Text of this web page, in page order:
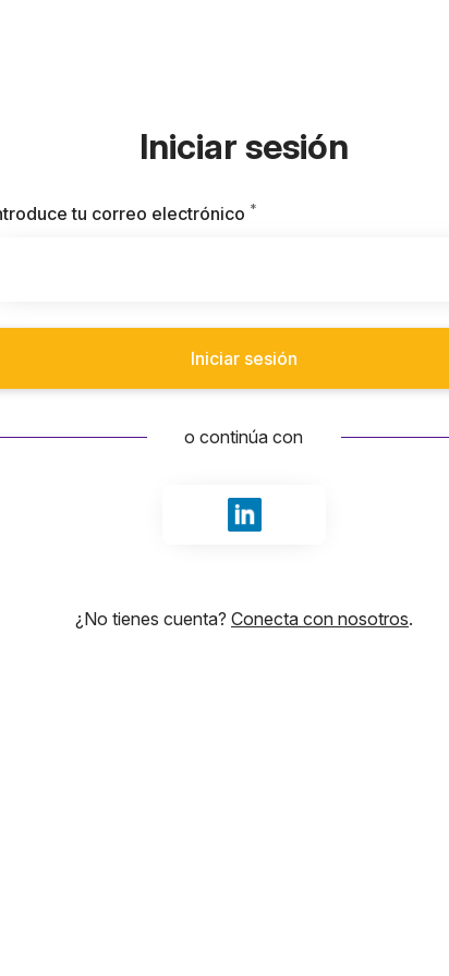
Iniciar sesión
tu correo electrónico *
Iniciar sesión
o continúa con
Iniciar sesión con LinkedIn
¿No tienes cuenta? Conecta con nosotros.